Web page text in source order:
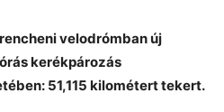
velodrómban új
kerékpározás
51,115 kilométert tekert.